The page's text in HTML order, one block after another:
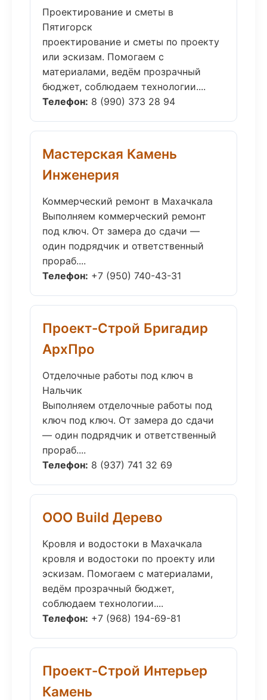
Проектирование и сметы в
Пятигорск
проектирование и сметы по проекту
или эскизам. Помогаем с
материалами, ведём прозрачный
бюджет, соблюдаем технологии....
Телефон: 8 (990) 373 28 94
Мастерская Камень
Инженерия
Коммерческий ремонт в Махачкала
Выполняем коммерческий ремонт
под ключ. От замера до сдачи —
один подрядчик и ответственный
прораб....
Телефон: +7 (950) 740-43-31
Проект-Строй Бригадир
АрхПро
Отделочные работы под ключ в
Нальчик
Выполняем отделочные работы под
ключ под ключ. От замера до сдачи
— один подрядчик и ответственный
прораб....
Телефон: 8 (937) 741 32 69
ООО Build Дерево
Кровля и водостоки в Махачкала
кровля и водостоки по проекту или
эскизам. Помогаем с материалами,
ведём прозрачный бюджет,
соблюдаем технологии....
Телефон: +7 (968) 194-69-81
Проект-Строй Интерьер
Камень